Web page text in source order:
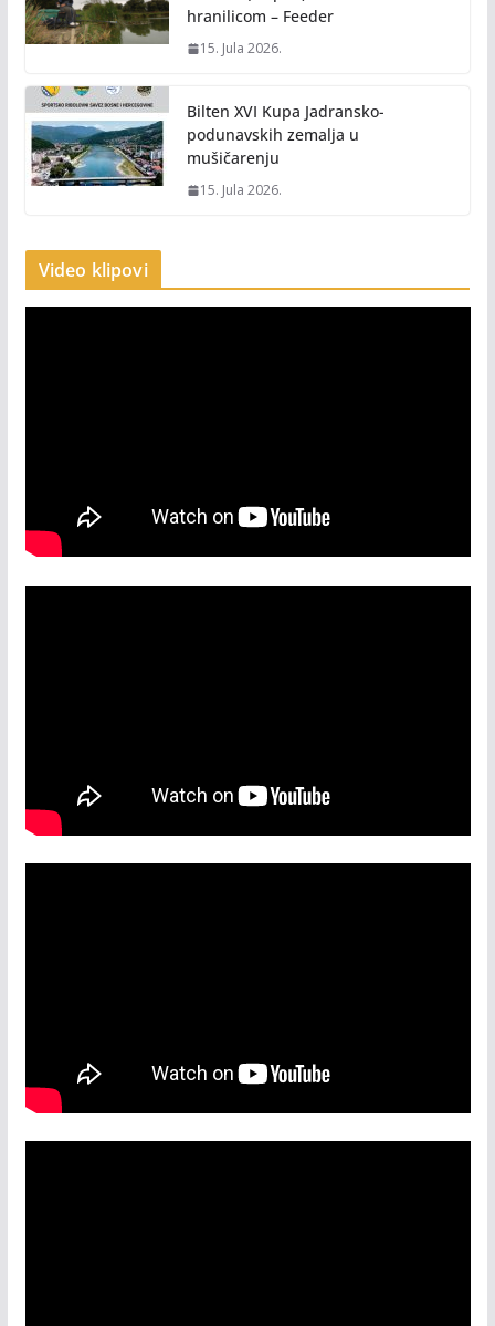
hranilicom – Feeder
15. Jula 2026.
Bilten XVI Kupa Jadransko-
podunavskih zemalja u
mušičarenju
15. Jula 2026.
Video klipovi